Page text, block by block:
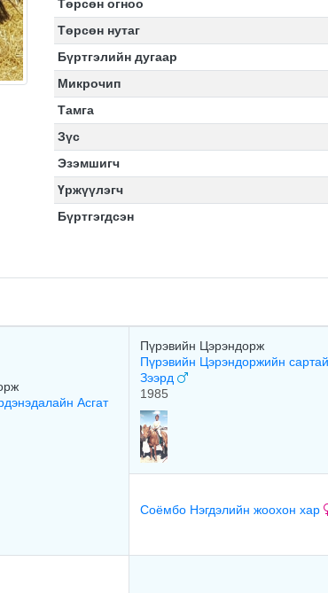
Төрсөн огноо
Төрсөн нутаг
Бүртгэлийн дугаар
Микрочип
Тамга
Зүс
Эзэмшигч
Үржүүлэгч
Бүртгэгдсэн
Асгат
Пүрэвийн Цэрэндорж
Пүрэвийн Цэрэндоржийн сартай
Зээрд
1985
Соёмбо Нэгдэлийн жоохон хар